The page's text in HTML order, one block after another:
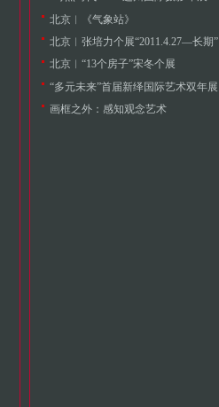
北京︱《气象站》
北京︱张培力个展“2011.4.27—长期”
北京︱“13个房子”宋冬个展
“多元未来”首届新绎国际艺术双年展
画框之外：感知观念艺术